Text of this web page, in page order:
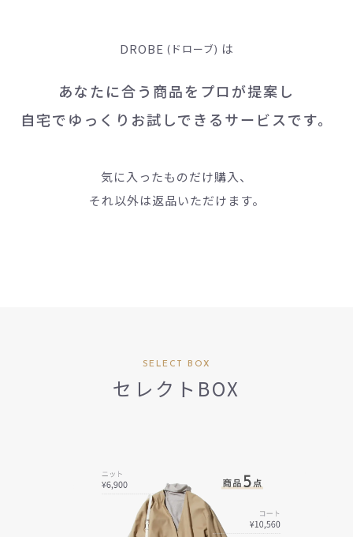
DROBE (ドローブ) は
あなたに合う商品をプロが提案し
自宅でゆっくりお試しできるサービスです。
気に入ったものだけ購入、
それ以外は返品いただけます。
SELECT BOX
セレクトBOX